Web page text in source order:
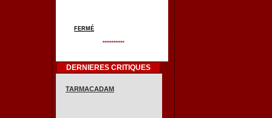
FERMÉ
************
DERNIERES CRITIQUES
TARMACADAM